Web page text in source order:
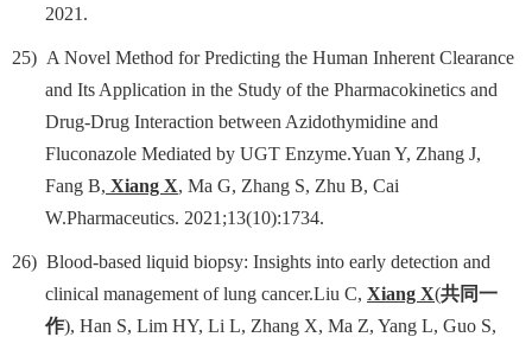
2021.
25) A Novel Method for Predicting the Human Inherent Clearance
and Its Application in the Study of the Pharmacokinetics and
Drug-Drug Interaction between Azidothymidine and
Fluconazole Mediated by UGT Enzyme.Yuan Y, Zhang J,
Fang B, Xiang X, Ma G, Zhang S, Zhu B, Cai
W.Pharmaceutics. 2021;13(10):1734.
26) Blood-based liquid biopsy: Insights into early detection and
clinical management of lung cancer.Liu C, Xiang X(共同一
作), Han S, Lim HY, Li L, Zhang X, Ma Z, Yang L, Guo S,